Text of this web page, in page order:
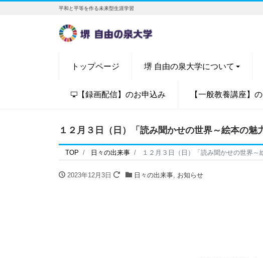
平和と平等を作る未来型生涯学習
トップページ 堺 自由の泉大学について
【録画配信】のお申込み 【一般教養講座】
１２月３日（日）「読み聞かせの世界～絵本の魅
TOP 日々の出来事 １２月３日（日）「読み聞かせの世界～
2023年12月3日 日々の出来事, お知らせ